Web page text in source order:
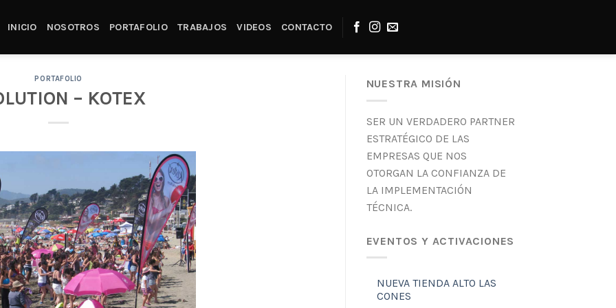
INICIO NOSOTROS PORTAFOLIO TRABAJOS VIDEOS CONTACTO
PORTAFOLIO
– KOTEX
NUESTRA MISIÓN
SER UN VERDADERO PARTNER
ESTRATÉGICO DE LAS
EMPRESAS QUE NOS
OTORGAN LA CONFIANZA DE
LA IMPLEMENTACIÓN
TÉCNICA.
EVENTOS Y ACTIVACIONES
NUEVA TIENDA ALTO LAS
CONES